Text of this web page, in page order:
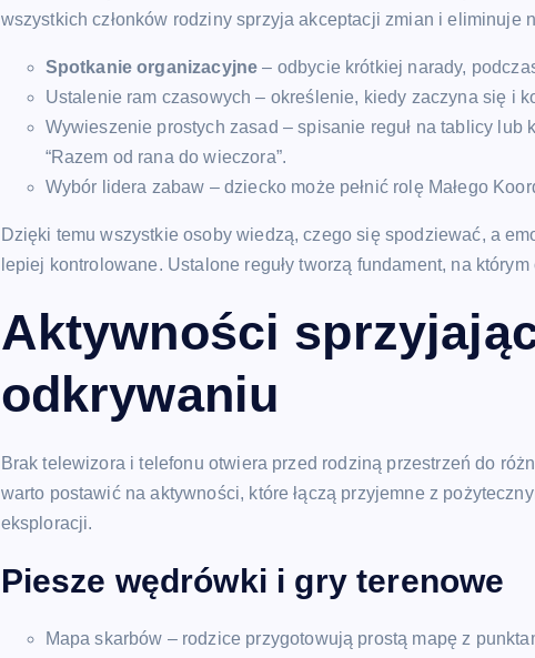
wszystkich członków rodziny sprzyja akceptacji zmian i eliminuje
Spotkanie organizacyjne – odbycie krótkiej narady,
Ustalenie ram czasowych – określenie, kiedy zaczyna się i
Wywieszenie prostych zasad – spisanie reguł na tablicy lub
“Razem od rana do wieczora”.
Wybór lidera zabaw – dziecko może pełnić rolę Małego
Dzięki temu wszystkie osoby wiedzą, czego się spodziewać, a
lepiej kontrolowane. Ustalone reguły tworzą fundament, na którym
Aktywności
odkrywaniu
Brak telewizora i telefonu otwiera przed rodziną przestrzeń do
warto postawić na aktywności, które łączą przyjemne z
eksploracji.
Piesze wędrówki i gry terenowe
Mapa skarbów – rodzice przygotowują prostą mapę z